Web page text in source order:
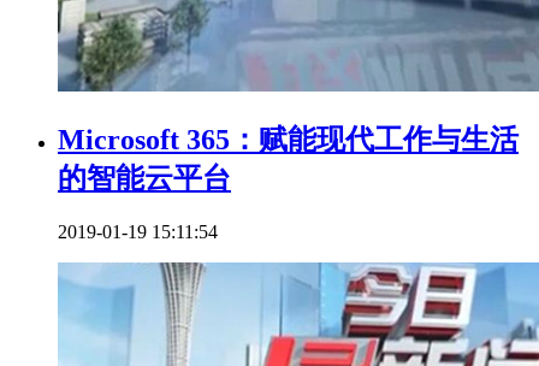
Microsoft 365：赋能现代工作与生活
的智能云平台
2019-01-19 15:11:54